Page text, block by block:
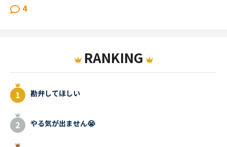
4
RANKING
勘弁してほしい
やる気が出ません😭